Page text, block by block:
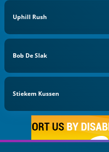
Uphill Rush
Bob De Slak
Stiekem Kussen